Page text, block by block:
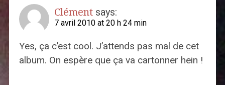
Clément says:
7 avril 2010 at 20 h 24 min
Yes, ça c’est cool. J’attends pas mal de cet
album. On espère que ça va cartonner hein !